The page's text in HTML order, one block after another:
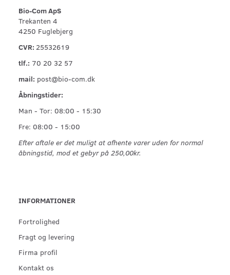
Bio-Com ApS
Trekanten 4
4250 Fuglebjerg
CVR: 25532619
tlf.: 70 20 32 57
mail: post@bio-com.dk
Åbningstider:
Man - Tor: 08:00 - 15:30
Fre: 08:00 - 15:00
Efter aftale er det muligt at afhente varer uden for normal
åbningstid, mod et gebyr på 250,00kr.
INFORMATIONER
Fortrolighed
Fragt og levering
Firma profil
Kontakt os